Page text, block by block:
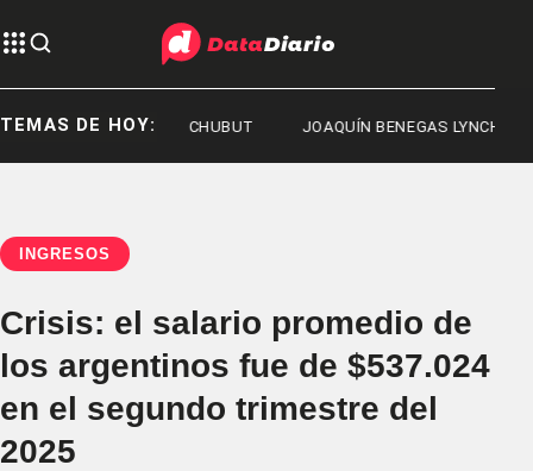
TEMAS DE HOY:
CHUBUT CHUBUT JOAQUÍN BENEGAS LYNCH
INGRESOS
Crisis: el salario promedio de
los argentinos fue de $537.024
en el segundo trimestre del
2025